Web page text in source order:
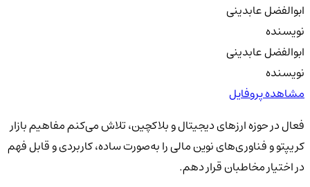
ابوالفضل عابدینی
نویسنده
ابوالفضل عابدینی
نویسنده
مشاهده پروفایل
فعال در حوزه ارزهای دیجیتال و بلاکچین، تلاش می‌کنم مفاهیم بازار
کریپتو و فناوری‌های نوین مالی را به‌صورت ساده، کاربردی و قابل فهم
در اختیار مخاطبان قرار دهم.